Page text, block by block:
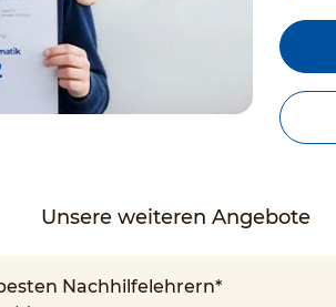
Unsere weiteren Angebote
Nachhilfelehrern*